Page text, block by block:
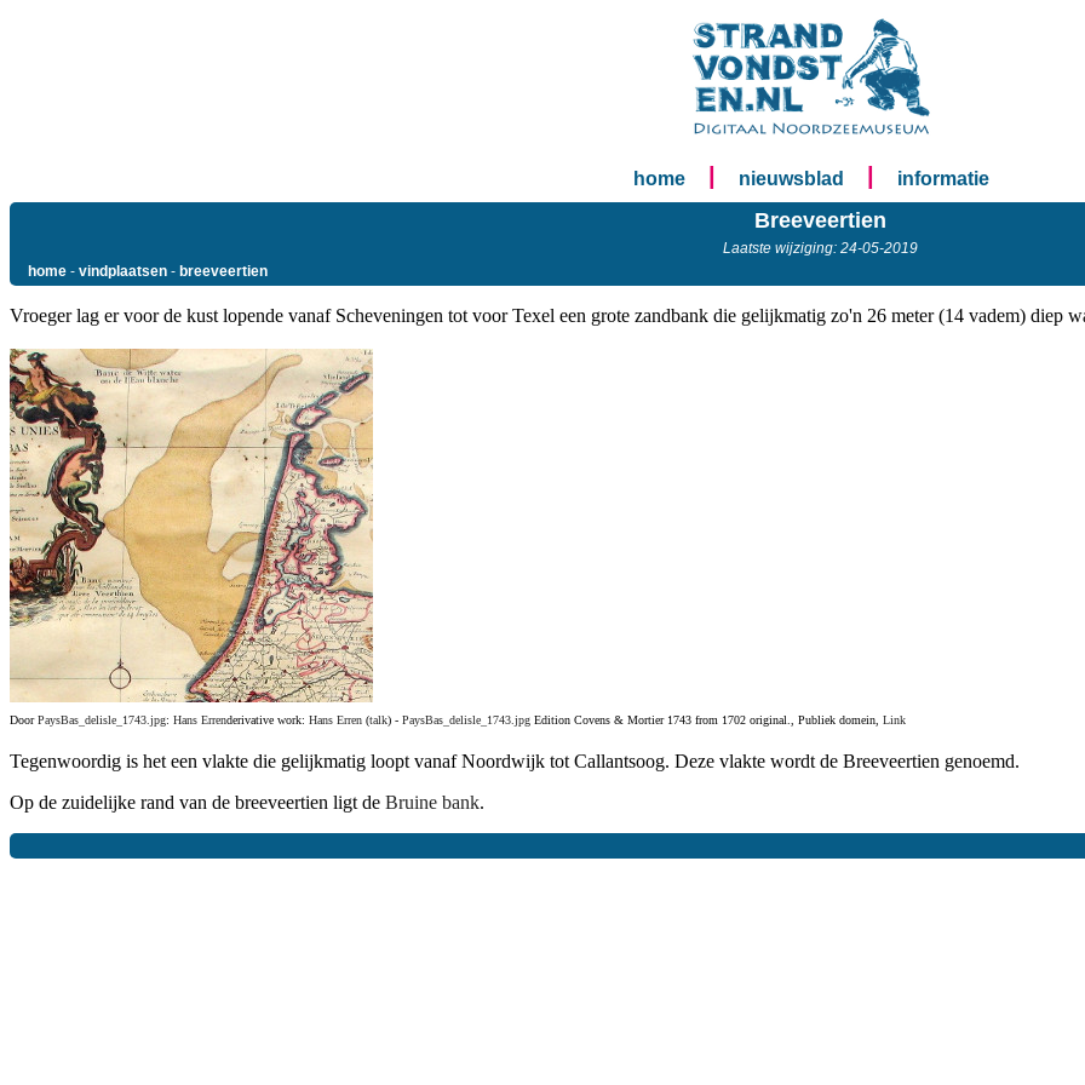
home nieuwsblad informatie
Breeveertien
Laatste wijziging: 24-05-2019
home - vindplaatsen - breeveertien
Vroeger lag er voor de kust lopende vanaf Scheveningen tot voor Texel een grote zandbank die gelijkmatig zo'n 26 meter (14 vadem) diep
DoorPaysBas_delisle_1743.jpg: Hans Errenderivative work: Hans Erren (talk) - PaysBas_delisle_1743.jpg Edition Covens & Mortier 1743 from 1702 original., Publiek domein, Link
Tegenwoordig is het een vlakte die gelijkmatig loopt vanaf Noordwijk tot Callantsoog. Deze vlakte wordt de Breeveertien genoemd.
Op de zuidelijke rand van de breeveertien ligt de Bruine bank.